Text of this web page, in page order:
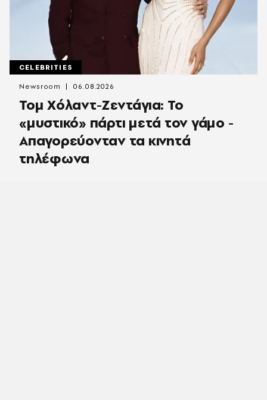
CELEBRITIES
Τομ Χόλαντ-Ζεντάγια: Το
«μυστικό» πάρτι μετά τον γάμο -
Απαγορεύονταν τα κινητά
τηλέφωνα
Newsroom 06.08.2026